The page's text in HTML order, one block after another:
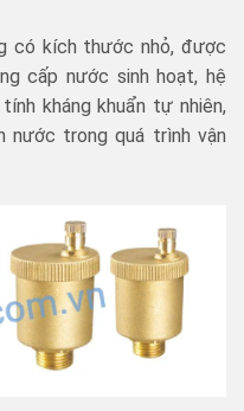
có kích thước nhỏ, được
cấp nước sinh hoạt, hệ
kháng khuẩn tự nhiên,
nước trong quá trình vận